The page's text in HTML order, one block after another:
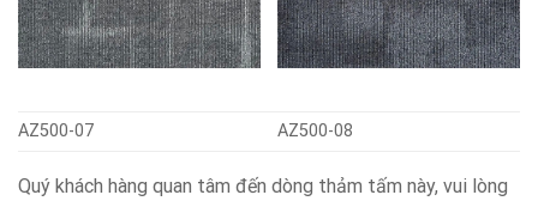
AZ500-07 AZ500-08
Quý khách hàng quan tâm đến dòng thảm tấm này, vui lòng